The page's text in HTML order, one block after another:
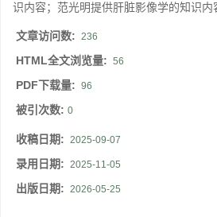
识内容；范光明提供肝脏影像学的知识内
文章访问数: 236
HTML全文浏览量: 56
PDF下载量: 96
被引次数: 0
收稿日期: 2025-09-07
录用日期: 2025-11-05
出版日期: 2026-05-25